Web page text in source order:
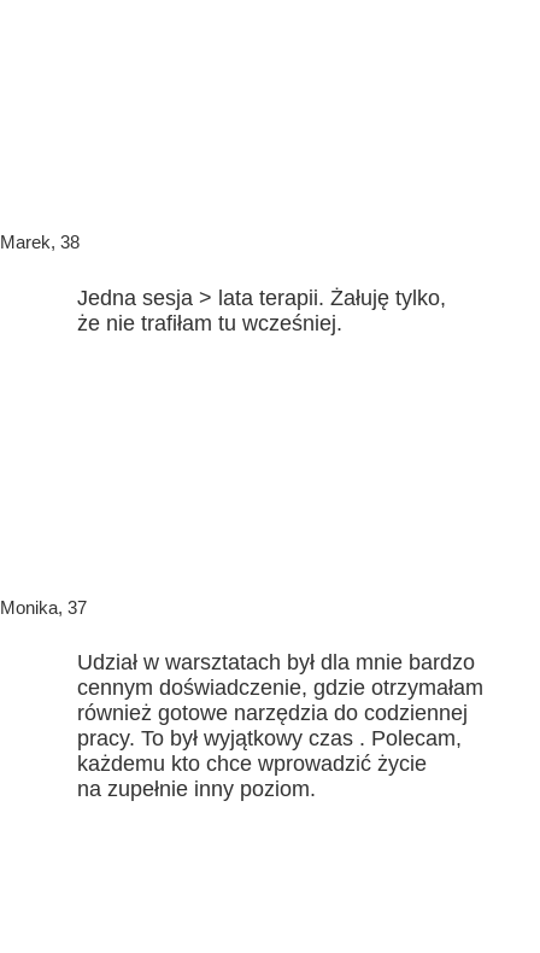
Marek, 38
Jedna sesja > lata terapii. Żałuję tylko,
że nie trafiłam tu wcześniej.
Monika, 37
Udział w warsztatach był dla mnie bardzo
cennym doświadczenie, gdzie otrzymałam
również gotowe narzędzia do codziennej
pracy. To był wyjątkowy czas . Polecam,
każdemu kto chce wprowadzić życie
na zupełnie inny poziom.